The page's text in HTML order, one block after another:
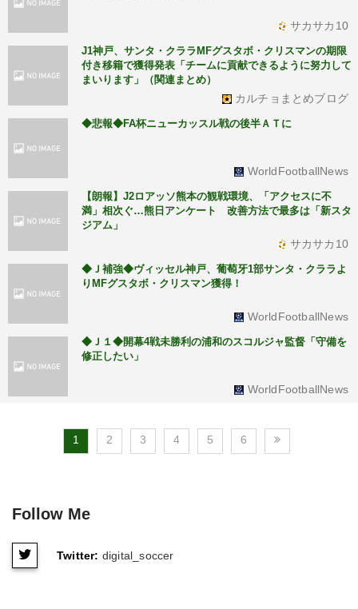
サカサカ10
J1神戸、サンタ・クララMFグスタボ・クリスマンの期限
付き移籍で獲得発表「チームに貢献できるように努力して
まいります」（関連まとめ）
カルチョまとめブログ
◆悲報◆FA杯ニューカッスル戦の後半ＡＴに
WorldFootballNews
【朗報】J2ロアッソ熊本の観戦環境、「アクセスに不
満」相次ぐ…熊日アンケート 改善方法で最多は「新スタ
ジアム」
サカサカ10
◆Ｊ補強◆ヴィッセル神戸、葡萄牙1部サンタ・クララよ
りMFグスタボ・クリスマン獲得！
WorldFootballNews
◆Ｊ１◆開幕4戦未勝利の浦和のスコルジャ監督「守備を
修正したい」
WorldFootballNews
1 2 3 4 5 6
Follow Me
Twitter: digital_soccer